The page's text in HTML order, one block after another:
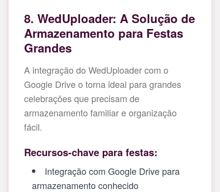
8. WedUploader: A Solução de
Armazenamento para Festas
Grandes
A integração do WedUploader com o
Google Drive o torna ideal para grandes
celebrações que precisam de
armazenamento familiar e organização
fácil.
Recursos-chave para festas:
Integração com Google Drive para
armazenamento conhecido